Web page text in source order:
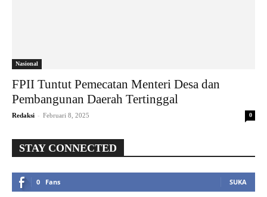
Nasional
FPII Tuntut Pemecatan Menteri Desa dan
Pembangunan Daerah Tertinggal
Redaksi - Februari 8, 2025 0
STAY CONNECTED
0 Fans SUKA